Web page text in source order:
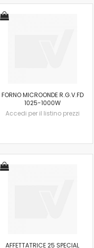
FORNO MICROONDE R.G.V.FD
1025-1000W
Accedi per il listino prezzi
AFFETTATRICE 25 SPECIAL